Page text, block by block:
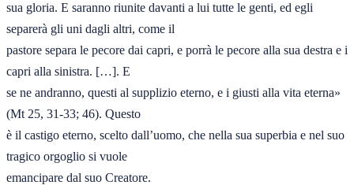
sua gloria. E saranno riunite davanti a lui tutte le genti, ed egli
separerà gli uni dagli altri, come il
pastore separa le pecore dai capri, e porrà le pecore alla sua destra e i
capri alla sinistra. […]. E
se ne andranno, questi al supplizio eterno, e i giusti alla vita eterna»
(Mt 25, 31-33; 46). Questo
è il castigo eterno, scelto dall’uomo, che nella sua superbia e nel suo
tragico orgoglio si vuole
emancipare dal suo Creatore.